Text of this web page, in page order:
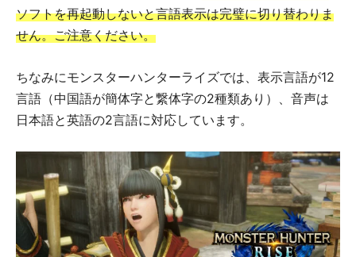
ソフトを再起動しないと言語表示は完璧に切り替わりま
せん。ご注意ください。
ちなみにモンスターハンターライズでは、表示言語が12
言語（中国語が簡体字と繋体字の2種類あり）、音声は
日本語と英語の2言語に対応しています。